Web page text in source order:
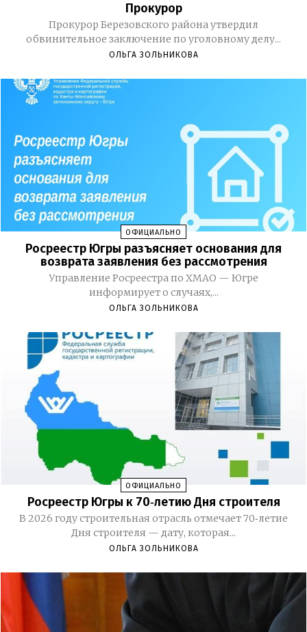
Прокурор
Прокурор Березовского района утвердил
обвинительное заключение по уголовному делу...
ОЛЬГА ЗОЛЬНИКОВА
ОФИЦИАЛЬНО
Росреестр Югры разъясняет основания для
возврата заявления без рассмотрения
Управление Росреестра по ХМАО — Югре
информирует о случаях,...
ОЛЬГА ЗОЛЬНИКОВА
ОФИЦИАЛЬНО
Росреестр Югры к 70‑летию Дня строителя
В 2026 году строительная отрасль отмечает 70‑летие
Дня строителя — дату, которая...
ОЛЬГА ЗОЛЬНИКОВА